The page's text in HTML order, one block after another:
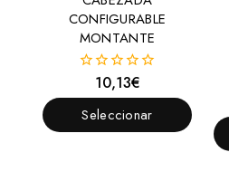
CONFIGURABLE
MONTANTE
fuera
de
10,13€
Seleccionar